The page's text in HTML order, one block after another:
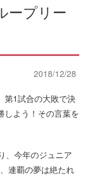
ープリー
2018/12/28
第1試合の大敗で決
しよう！その言葉を
、今年のジュニア
連覇の夢は絶たれ